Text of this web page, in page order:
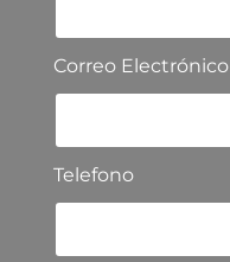
Correo Electrónico
Telefono